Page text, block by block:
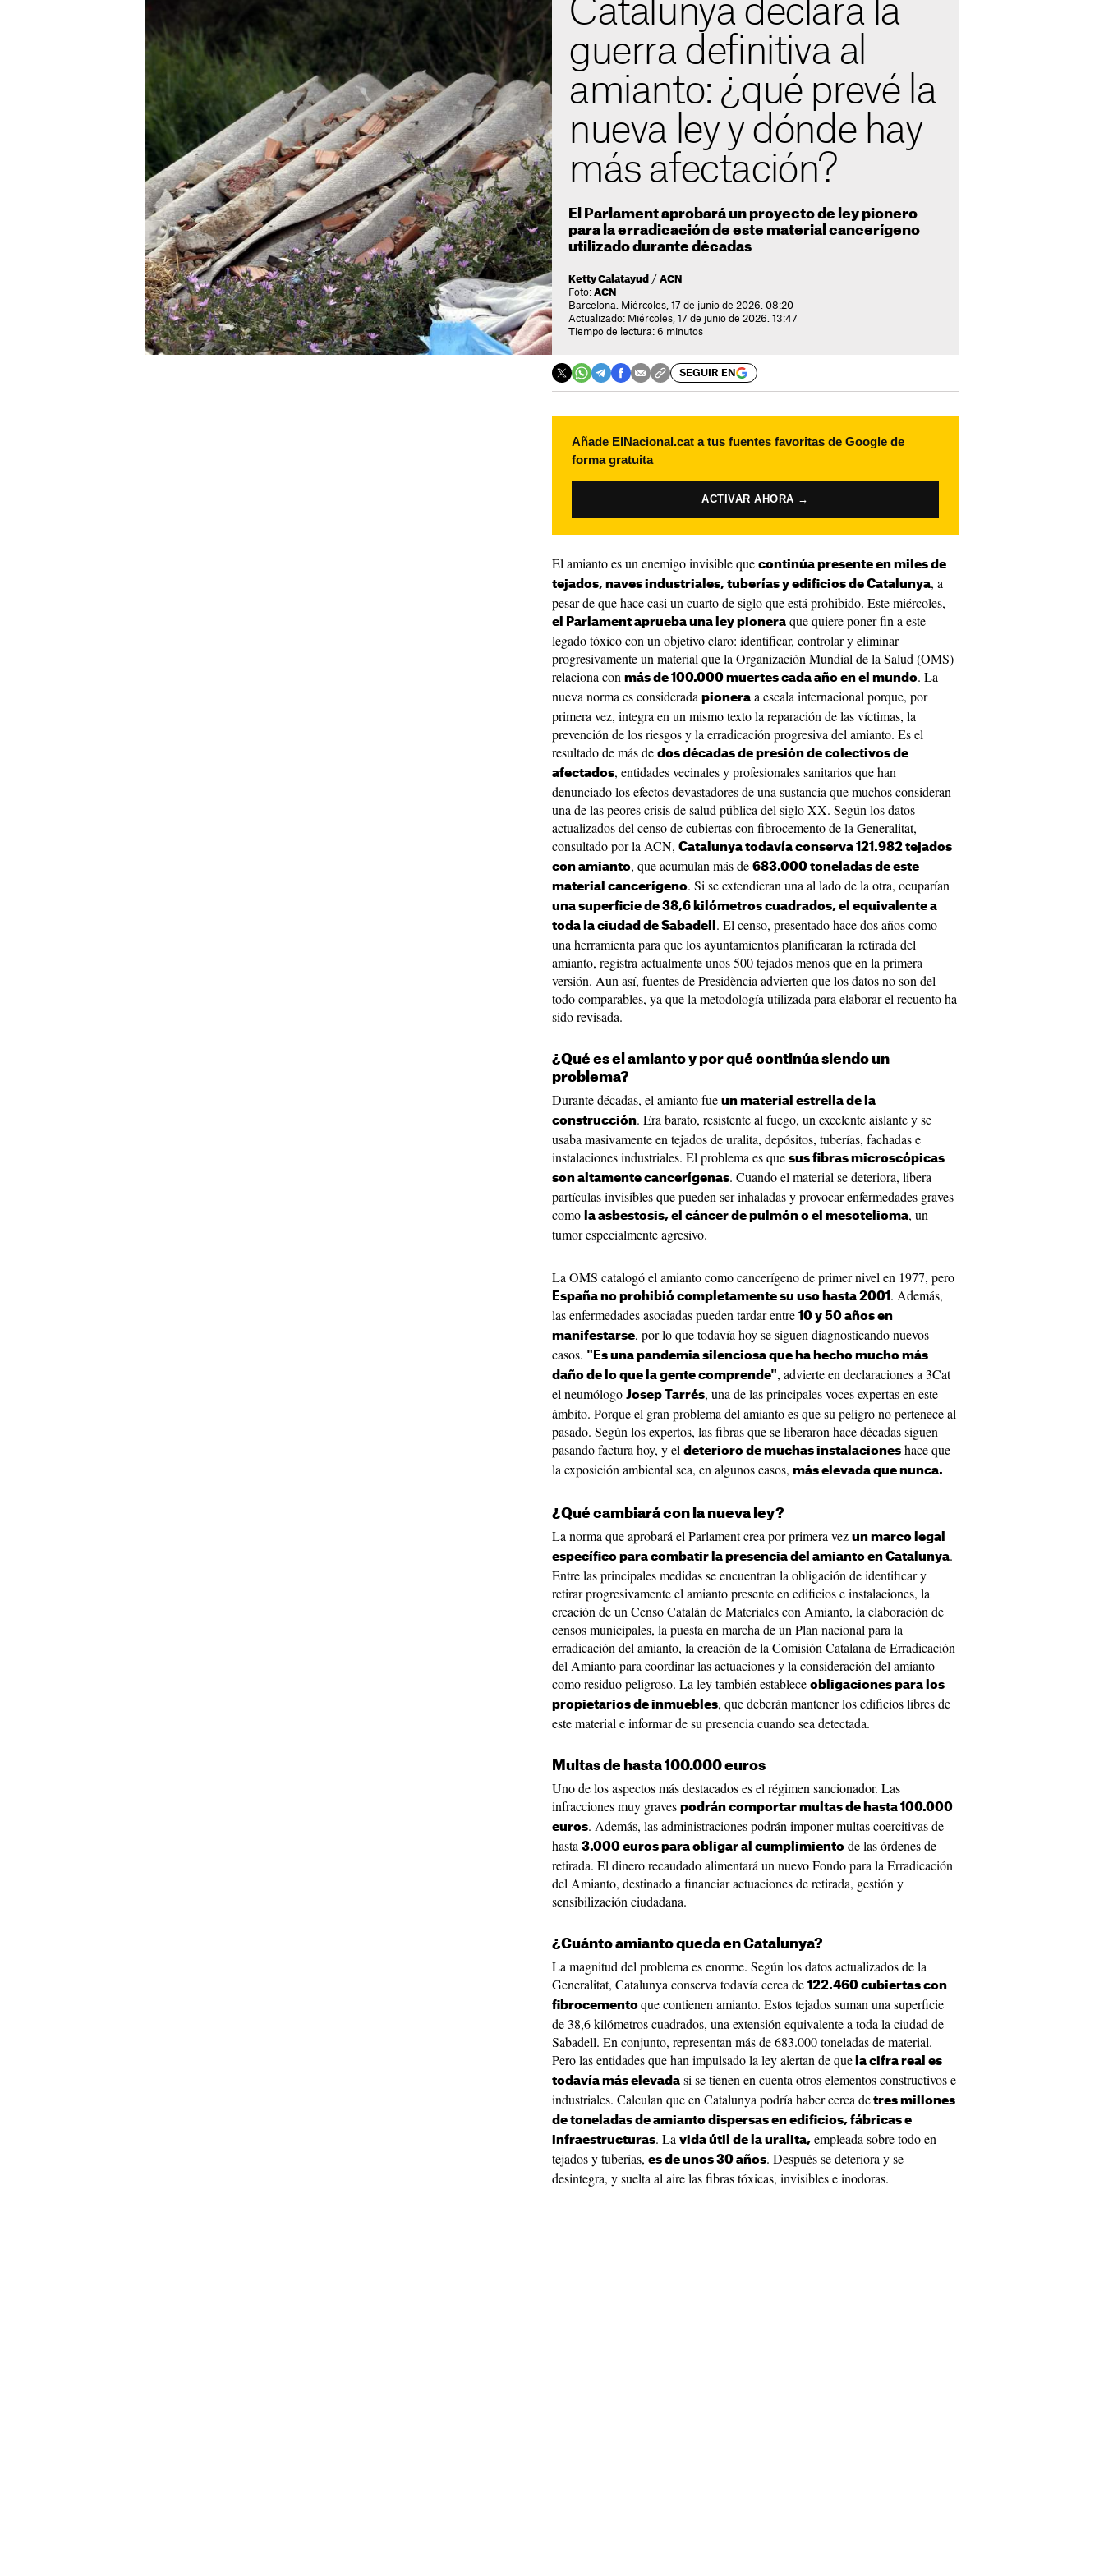
Catalunya declara la
guerra definitiva al
amianto: ¿qué prevé la
nueva ley y dónde hay
más afectación?
El Parlament aprobará un proyecto de ley pionero
para la erradicación de este material cancerígeno
utilizado durante décadas
Ketty Calatayud / ACN
Foto: ACN
Barcelona. Miércoles, 17 de junio de 2026. 08:20
Actualizado: Miércoles, 17 de junio de 2026. 13:47
Tiempo de lectura: 6 minutos
SEGUIR EN
Añade ElNacional.cat a tus fuentes favoritas de Google de
forma gratuita
ACTIVAR AHORA →
El amianto es un enemigo invisible que continúa presente en miles de
tejados, naves industriales, tuberías y edificios de Catalunya, a
pesar de que hace casi un cuarto de siglo que está prohibido. Este miércoles,
el Parlament aprueba una ley pionera que quiere poner fin a este
legado tóxico con un objetivo claro: identificar, controlar y eliminar
progresivamente un material que la Organización Mundial de la Salud (OMS)
relaciona con más de 100.000 muertes cada año en el mundo. La
nueva norma es considerada pionera a escala internacional porque, por
primera vez, integra en un mismo texto la reparación de las víctimas, la
prevención de los riesgos y la erradicación progresiva del amianto. Es el
resultado de más de dos décadas de presión de colectivos de
afectados, entidades vecinales y profesionales sanitarios que han
denunciado los efectos devastadores de una sustancia que muchos consideran
una de las peores crisis de salud pública del siglo XX. Según los datos
actualizados del censo de cubiertas con fibrocemento de la Generalitat,
consultado por la ACN, Catalunya todavía conserva 121.982 tejados
con amianto, que acumulan más de 683.000 toneladas de este
material cancerígeno. Si se extendieran una al lado de la otra, ocuparían
una superficie de 38,6 kilómetros cuadrados, el equivalente a
toda la ciudad de Sabadell . El censo, presentado hace dos años como
una herramienta para que los ayuntamientos planificaran la retirada del
amianto, registra actualmente unos 500 tejados menos que en la primera
versión. Aun así, fuentes de Presidència advierten que los datos no son del
todo comparables, ya que la metodología utilizada para elaborar el recuento ha
sido revisada.
¿Qué es el amianto y por qué continúa siendo un
problema?
Durante décadas, el amianto fue un material estrella de la
construcción. Era barato, resistente al fuego, un excelente aislante y se
usaba masivamente en tejados de uralita, depósitos, tuberías, fachadas e
instalaciones industriales. El problema es que sus fibras microscópicas
son altamente cancerígenas. Cuando el material se deteriora, libera
partículas invisibles que pueden ser inhaladas y provocar enfermedades graves
como la asbestosis, el cáncer de pulmón o el mesotelioma, un
tumor especialmente agresivo.
La OMS catalogó el amianto como cancerígeno de primer nivel en 1977, pero
España no prohibió completamente su uso hasta 2001 . Además,
las enfermedades asociadas pueden tardar entre 10 y 50 años en
manifestarse, por lo que todavía hoy se siguen diagnosticando nuevos
casos. "Es una pandemia silenciosa que ha hecho mucho más
daño de lo que la gente comprende", advierte en declaraciones a 3Cat
el neumólogo Josep Tarrés, una de las principales voces expertas en este
ámbito. Porque el gran problema del amianto es que su peligro no pertenece al
pasado. Según los expertos, las fibras que se liberaron hace décadas siguen
pasando factura hoy, y el deterioro de muchas instalaciones hace que
la exposición ambiental sea, en algunos casos, más elevada que nunca.
¿Qué cambiará con la nueva ley?
La norma que aprobará el Parlament crea por primera vez un marco legal
específico para combatir la presencia del amianto en Catalunya.
Entre las principales medidas se encuentran la obligación de identificar y
retirar progresivamente el amianto presente en edificios e instalaciones, la
creación de un Censo Catalán de Materiales con Amianto, la elaboración de
censos municipales, la puesta en marcha de un Plan nacional para la
erradicación del amianto, la creación de la Comisión Catalana de Erradicación
del Amianto para coordinar las actuaciones y la consideración del amianto
como residuo peligroso. La ley también establece obligaciones para los
propietarios de inmuebles, que deberán mantener los edificios libres de
este material e informar de su presencia cuando sea detectada.
Multas de hasta 100.000 euros
Uno de los aspectos más destacados es el régimen sancionador. Las
infracciones muy graves podrán comportar multas de hasta 100.000
euros. Además, las administraciones podrán imponer multas coercitivas de
hasta 3.000 euros para obligar al cumplimiento de las órdenes de
retirada. El dinero recaudado alimentará un nuevo Fondo para la Erradicación
del Amianto, destinado a financiar actuaciones de retirada, gestión y
sensibilización ciudadana.
¿Cuánto amianto queda en Catalunya?
La magnitud del problema es enorme. Según los datos actualizados de la
Generalitat, Catalunya conserva todavía cerca de 122.460 cubiertas con
fibrocemento que contienen amianto. Estos tejados suman una superficie
de 38,6 kilómetros cuadrados, una extensión equivalente a toda la ciudad de
Sabadell. En conjunto, representan más de 683.000 toneladas de material.
Pero las entidades que han impulsado la ley alertan de que la cifra real es
todavía más elevada si se tienen en cuenta otros elementos constructivos e
industriales. Calculan que en Catalunya podría haber cerca de tres millones
de toneladas de amianto dispersas en edificios, fábricas e
infraestructuras. La vida útil de la uralita, empleada sobre todo en
tejados y tuberías, es de unos 30 años. Después se deteriora y se
desintegra, y suelta al aire las fibras tóxicas, invisibles e inodoras.